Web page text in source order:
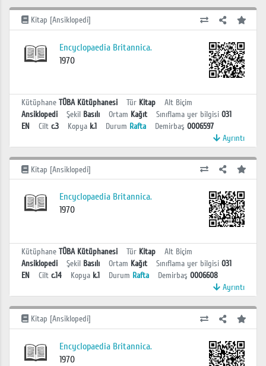
Kitap [Ansiklopedi]
Encyclopaedia Britannica.
1970
Kütüphane TÜBA Kütüphanesi Tür Kitap
Alt Biçim
Ansiklopedi
Şekil Basılı Ortam Kağıt Sınıflama yer bilgisi 031
EN
Cilt c.3 Kopya k.1 Durum Rafta Demirbaş 0006597
Ayrıntı
Kitap [Ansiklopedi]
Encyclopaedia Britannica.
1970
Kütüphane TÜBA Kütüphanesi Tür Kitap
Alt Biçim
Ansiklopedi
Şekil Basılı Ortam Kağıt Sınıflama yer bilgisi 031
EN
Cilt c.14 Kopya k.1 Durum Rafta Demirbaş 0006608
Ayrıntı
Kitap [Ansiklopedi]
Encyclopaedia Britannica.
1970